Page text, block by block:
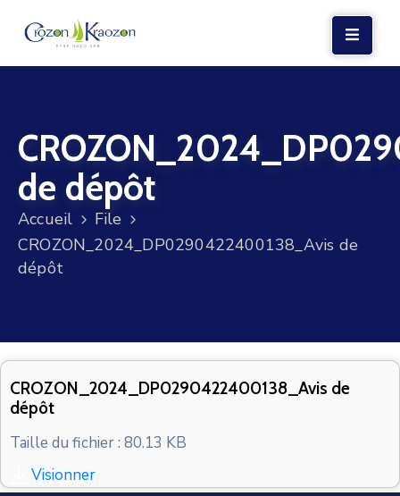
VIE
LOCALE
VIE
SOCIALE
TERRE
VOS
CONTACT
de dépôt
Accueil
File
CROZON_2024_DP0290422400138_Avis de
dépôt
CROZON_2024_DP0290422400138_Avis de
dépôt
Taille du fichier : 80.13 KB
Visionner